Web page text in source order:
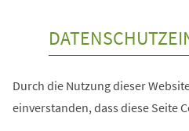
Durch die Nutzung dieser
einverstanden, dass diese Seite